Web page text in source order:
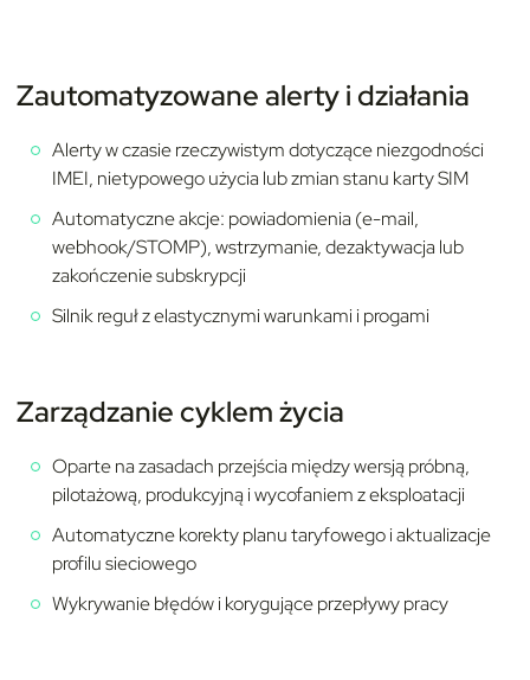
Zautomatyzowane alerty i działania
Alerty w czasie rzeczywistym dotyczące niezgodności
IMEI, nietypowego użycia lub zmian stanu karty SIM
Automatyczne akcje: powiadomienia (e-mail,
webhook/STOMP), wstrzymanie, dezaktywacja lub
zakończenie subskrypcji
Silnik reguł z elastycznymi warunkami i progami
Zarządzanie cyklem życia
Oparte na zasadach przejścia między wersją próbną,
pilotażową, produkcyjną i wycofaniem z eksploatacji
Automatyczne korekty planu taryfowego i aktualizacje
profilu sieciowego
Wykrywanie błędów i korygujące przepływy pracy